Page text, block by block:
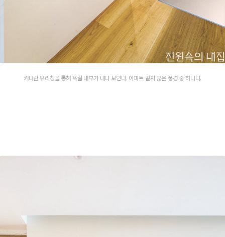
커다란 유리창을 통해 욕실 내부가 내다 보인다. 아파트 같지 않은 풍경 중 하나다.